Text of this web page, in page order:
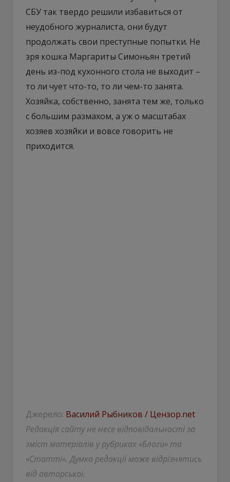
СБУ так твердо решили избавиться от
неудобного журналиста, они будут
продолжать свои преступные попытки. Не
зря кошка Маргариты Симоньян третий
день из-под кухонного стола не выходит –
то ли чует что-то, то ли чем-то занята.
Хозяйка, собственно, занята тем же, только
с большим размахом, а уж о масштабах
хозяев хозяйки и вовсе говорить не
приходится.
Джерело: Василий Рыбников / Цензор.net
Редакція сайту не несе відповідальності за
зміст матеріалів у рубриках «Блоги» та
«Статті». Думка редакції може відрізнятись
від авторської.